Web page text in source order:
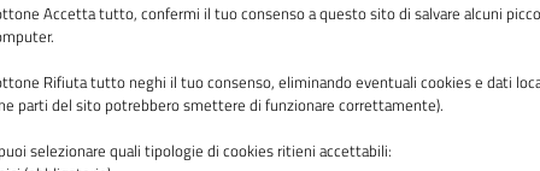
per accedere all’infrastruttura che ospita
Accetta tutto, confermi il tuo consenso a questo sito di salvare alcuni
Rifiuta tutto neghi il tuo consenso, eliminando eventuali cookies e dati
parti del sito potrebbero smettere di funzionare correttamente).
selezionare quali tipologie di cookies ritieni accettabili: